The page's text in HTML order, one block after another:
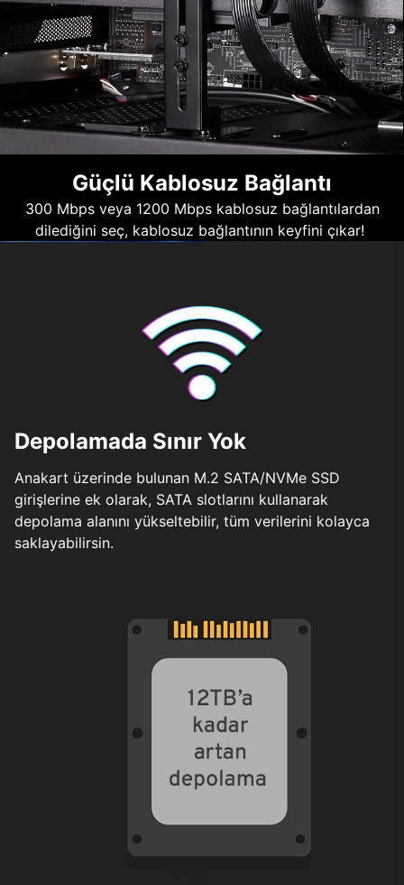
Güçlü Kablosuz Bağlantı
300 Mbps veya 1200 Mbps kablosuz bağlantılardan
dilediğini seç, kablosuz bağlantının keyfini çıkar!
Depolamada Sınır Yok
Anakart üzerinde bulunan M.2 SATA/NVMe SSD
girişlerine ek olarak, SATA slotlarını kullanarak
depolama alanını yükseltebilir, tüm verilerini kolayca
saklayabilirsin.